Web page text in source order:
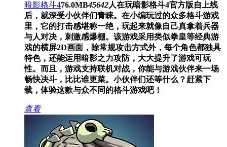
暗影格斗476.0MB45642人在玩暗影格斗4官方版自上线
后，就深受小伙伴们青睐。在小编玩过的众多格斗游戏
里，它的打击感堪称一绝，玩起来就像自己真拿着兵器
与人对决，刺激感爆棚。该游戏采用类似拳皇等经典游
戏的横屏2D画面，除常规攻击方式外，每个角色都独具
特色，还能运用暗影之力攻防，大大提升了游戏可玩
性。而且，游戏支持联机对战，你能与游戏伙伴来一场
畅快决斗，比比谁更菜。小伙伴们还等什么？赶紧下
载，体验这款与众不同的格斗游戏吧！
查看